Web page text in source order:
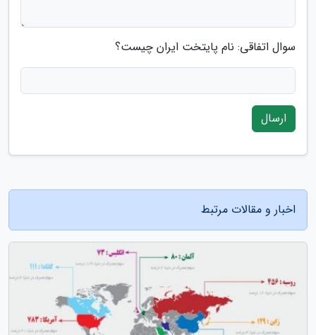
سوال اتفاقی: نام پایتخت ایران چیست؟
ارسال
اخبار و مقالات مرتبط